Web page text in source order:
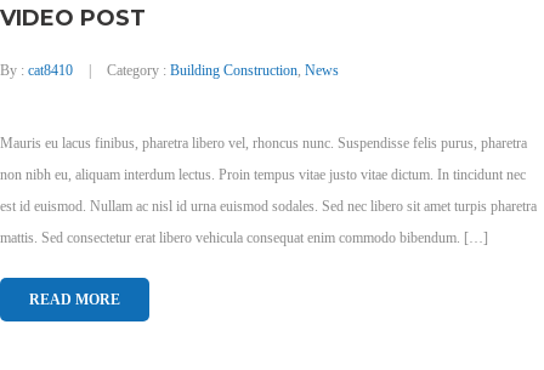
VIDEO POST
By : cat8410 Category : Building Construction News
Mauris eu lacus finibus, pharetra libero vel, rhoncus nunc. Suspendisse felis purus, pharetra
non nibh eu, aliquam interdum lectus. Proin tempus vitae justo vitae dictum. In tincidunt nec
est id euismod. Nullam ac nisl id urna euismod sodales. Sed nec libero sit amet turpis pharetra
mattis. Sed consectetur erat libero vehicula consequat enim commodo bibendum. […]
READ MORE